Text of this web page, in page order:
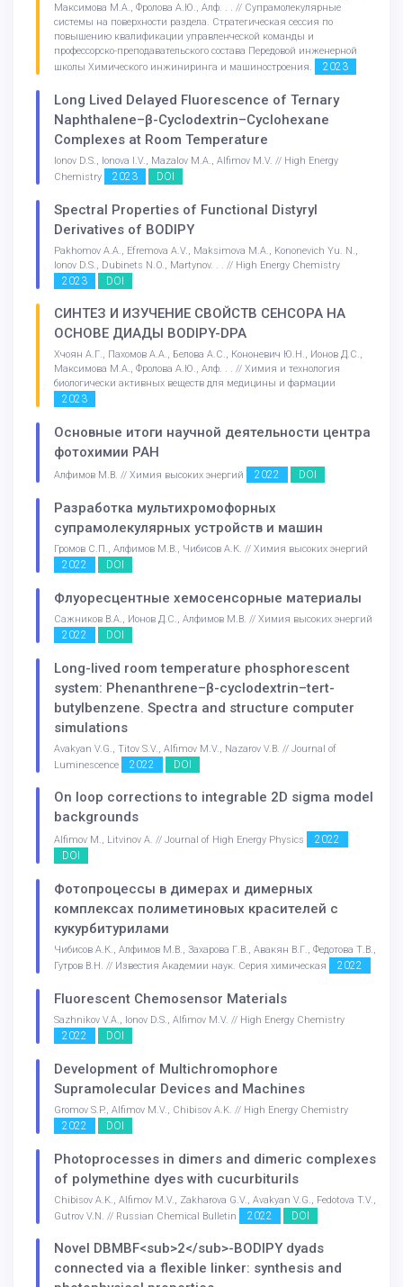
Максимова М.А., Фролова А.Ю., Алф. . . // Супрамолекулярные
системы на поверхности раздела. Стратегическая сессия по
повышению квалификации управленческой команды и
профессорско-преподавательского состава Передовой инженерной
школы Химического инжиниринга и машиностроения.
2023
Long Lived Delayed Fluorescence of Ternary
Naphthalene–β-Cyclodextrin–Cyclohexane
Complexes at Room Temperature
Ionov D.S., Ionova I.V., Mazalov M.A., Alfimov M.V. // High Energy
Chemistry
2023 DOI
Spectral Properties of Functional Distyryl
Derivatives of BODIPY
Pakhomov A.A., Efremova A.V., Maksimova M.A., Kononevich Yu. N.,
Ionov D.S., Dubinets N.O., Martynov. . . // High Energy Chemistry
2023 DOI
СИНТЕЗ И ИЗУЧЕНИЕ СВОЙСТВ СЕНСОРА НА
ОСНОВЕ ДИАДЫ BODIPY-DPA
Хчоян А.Г., Пахомов А.А., Белова А.С., Кононевич Ю.Н., Ионов Д.С.,
Максимова М.А., Фролова А.Ю., Алф. . . // Химия и технология
биологически активных веществ для медицины и фармации
2023
Основные итоги научной деятельности центра
фотохимии РАН
Алфимов М.В. // Химия высоких энергий 2022 DOI
Разработка мультихромофорных
супрамолекулярных устройств и машин
Громов С.П., Алфимов М.В., Чибисов А.К. // Химия высоких энергий
2022 DOI
Флуоресцентные хемосенсорные материалы
Сажников В.А., Ионов Д.С., Алфимов М.В. // Химия высоких энергий
2022 DOI
Long-lived room temperature phosphorescent
system: Phenanthrene–β-cyclodextrin–tert-
butylbenzene. Spectra and structure computer
simulations
Avakyan V.G., Titov S.V., Alfimov M.V., Nazarov V.B. // Journal of
Luminescence
2022 DOI
On loop corrections to integrable 2D sigma model
backgrounds
Alfimov M., Litvinov A. // Journal of High Energy Physics
2022
DOI
Фотопроцессы в димерах и димерных
комплексах полиметиновых красителей с
кукурбитурилами
Чибисов А.К., Алфимов М.В., Захарова Г.В., Авакян В.Г., Федотова Т.В.,
Гутров В.Н. // Известия Академии наук. Серия химическая
2022
Fluorescent Chemosensor Materials
Sazhnikov V.A., Ionov D.S., Alfimov M.V. // High Energy Chemistry
2022 DOI
Development of Multichromophore
Supramolecular Devices and Machines
Gromov S.P., Alfimov M.V., Chibisov A.K. // High Energy Chemistry
2022 DOI
Photoprocesses in dimers and dimeric complexes
of polymethine dyes with cucurbiturils
Chibisov A.K., Alfimov M.V., Zakharova G.V., Avakyan V.G., Fedotova T.V.,
Gutrov V.N. // Russian Chemical Bulletin
2022 DOI
Novel DBMBF<sub>2</sub>-BODIPY dyads
connected via a flexible linker: synthesis and